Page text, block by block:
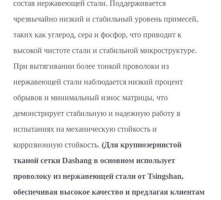
состав нержавеющей стали. Поддерживается
чрезвычайно низкий и стабильный уровень примесей,
таких как углерод, сера и фосфор, что приводит к
высокой чистоте стали и стабильной микроструктуре.
При вытягивании более тонкой проволоки из
нержавеющей стали наблюдается низкий процент
обрывов и минимальный износ матрицы, что
демонстрирует стабильную и надежную работу в
испытаниях на механическую стойкость и
коррозионную стойкость. (Для крупнозернистой
тканой сетки Dashang в основном использует
проволоку из нержавеющей стали от Tsingshan,
обеспечивая высокое качество и предлагая клиентам